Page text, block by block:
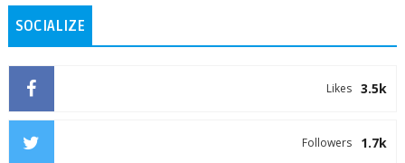
SOCIALIZE
3.5k
Likes
1.7k
Followers